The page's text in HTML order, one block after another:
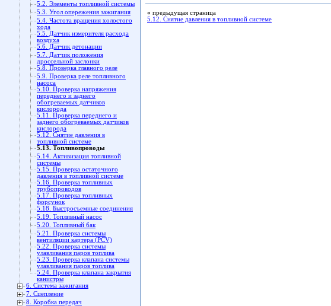
5.2. Элементы топливной системы
5.3. Угол опережения зажигания
5.4. Частота вращения холостого
хода
5.5. Датчик измерителя расхода
воздуха
5.6. Датчик детонации
5.7. Датчик положения
дроссельной заслонки
5.8. Проверка главного реле
5.9. Проверка реле топливного
насоса
5.10. Проверка напряжения
переднего и заднего
обогреваемых датчиков
кислорода
5.11. Проверка переднего и
заднего обогреваемых датчиков
кислорода
5.12. Снятие давления в
топливной системе
5.13. Топливопроводы
5.14. Активизация топливной
системы
5.15. Проверка остаточного
давления в топливной системе
5.16. Проверка топливных
трубопроводов
5.17. Проверка топливных
форсунок
5.18. Быстросъемные соединения
5.19. Топливный насос
5.20. Топливный бак
5.21. Проверка системы
вентиляции картера (PCV)
5.22. Проверка системы
улавливания паров топлива
5.23. Проверка клапана системы
улавливания паров топлива
5.24. Проверка клапана закрытия
канистры
6. Система зажигания
7. Сцепление
8. Коробка передач
« предыдущая страница
5.12. Снятие давления в топливной системе